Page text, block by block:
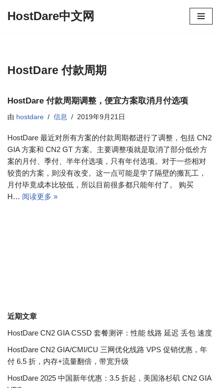
HostDare中文网
HostDare 付款周期
HostDare 付款周期调整，便宜方案取消月付选项
由 hostdare 信息 2019年9月21日
HostDare 最近对所有方案的付款周期都进行了调整，包括 CN2
GIA 方案和 CN2 GT 方案。主要调整项就是取消了部分低价方
案的月付、季付、半年付选项，只有年付选项。对于一些相对
较贵的方案，则没有改变。这一点可能是学了隔壁的搬瓦工，
月付毕竟成本比较低，所以目前很多都只能年付了。 购买
H… 阅读更多 »
近期文章
HostDare CN2 GIA CSSD 套餐测评：性能 线路 延迟 丢包 速度
HostDare CN2 GIA/CMI/CU 三网优化线路 VPS 促销优惠，年
付 6.5 折，内存+流量翻倍，带宽升级
HostDare 2025 中国新年优惠：3.5 折起，美国洛杉矶 CN2 GIA